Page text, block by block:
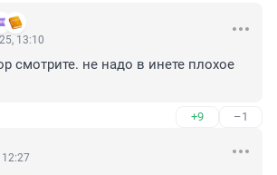
13:10
смотрите. не надо в инете плохое
+9 –1